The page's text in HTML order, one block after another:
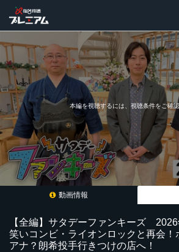
本編を視聴するには、視聴条件をご確
動画情報
【全編】サタデーファンキーズ
笑いコンビ・ライオンロックと再会！
アナ？朗希投手行きつけの店へ！